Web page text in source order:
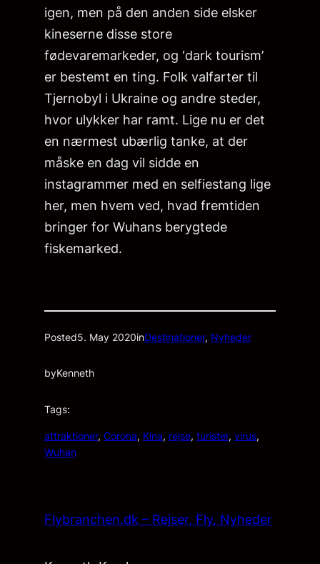
igen, men på den anden side elsker
kineserne disse store
fødevaremarkeder, og ‘dark tourism’
er bestemt en ting. Folk valfarter til
Tjernobyl i Ukraine og andre steder,
hvor ulykker har ramt. Lige nu er det
en nærmest ubærlig tanke, at der
måske en dag vil sidde en
instagrammer med en selfiestang lige
her, men hvem ved, hvad fremtiden
bringer for Wuhans berygtede
fiskemarked.
Posted5. May 2020inDestinationer, Nyheder
byKenneth
Tags:
attraktioner, Corona, Kina, rejse, turister, virus
Wuhan
Flybranchen.dk – Rejser, Fly, Nyheder